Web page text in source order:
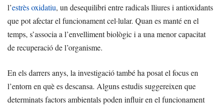
l’estrès oxidatiu, un desequilibri entre radicals lliures i antioxidants
que pot afectar el funcionament cel·lular. Quan es manté en el
temps, s’associa a l’envelliment biològic i a una menor capacitat
de recuperació de l’organisme.
En els darrers anys, la investigació també ha posat el focus en
l’entorn en què es descansa. Alguns estudis suggereixen que
determinats factors ambientals poden influir en el funcionament